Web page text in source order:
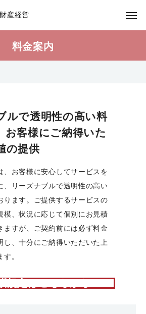
料金案内
ルで透明性の高い料
お客様にご納得いた
の提供
、お客様に安心してサービスを
、リーズナブルで透明性の高い
ります。ご提供するサービスの
模、状況に応じて個別にお見積
ますが、ご契約前には必ず料金
し、十分にご納得いただいた上
。
規定はこちらから